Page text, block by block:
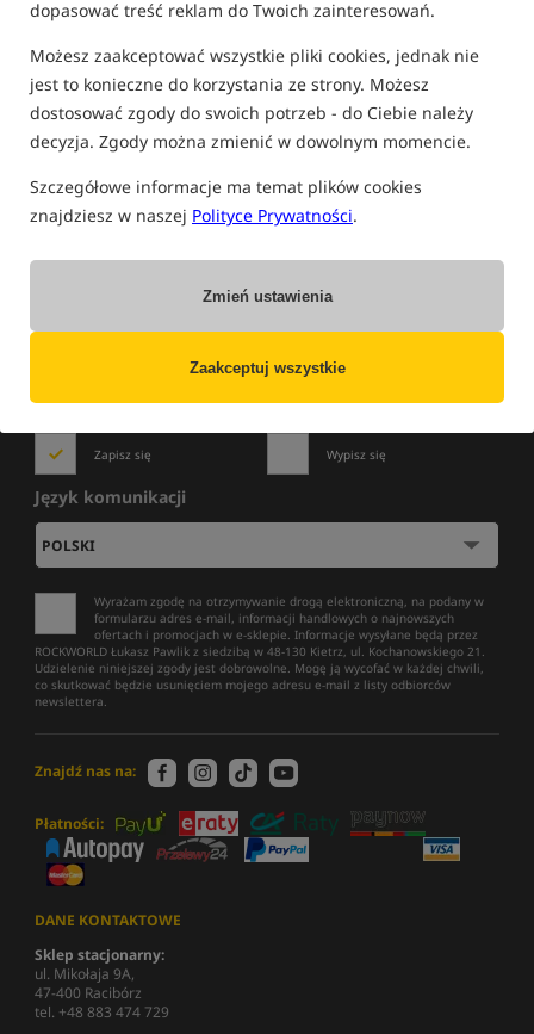
dopasować treść reklam do Twoich zainteresowań.
Możesz zaakceptować wszystkie pliki cookies, jednak nie
jest to konieczne do korzystania ze strony. Możesz
dostosować zgody do swoich potrzeb - do Ciebie należy
decyzja. Zgody można zmienić w dowolnym momencie.
Szczegółowe informacje ma temat plików cookies
znajdziesz w naszej Polityce Prywatności.
Zmień ustawienia
Zaakceptuj wszystkie
PRODUKTY BAITBOAT
Brak produktów.
WYPRZEDAŻE»PROMOCJE
Zapisz się do newslettera i bądź na bieżącoz najlepszymi okazjami!
Zapisz się Wypisz się
Język komunikacji
Wyrażam zgodę na otrzymywanie drogą elektroniczną, na podany w
formularzu adres e-mail, informacji handlowych o najnowszych
ofertach i promocjach w e-sklepie. Informacje wysyłane będą przez
ROCKWORLD Łukasz Pawlik z siedzibą w 48-130 Kietrz, ul. Kochanowskiego 21.
Udzielenie niniejszej zgody jest dobrowolne. Mogę ją wycofać w każdej chwili,
co skutkować będzie usunięciem mojego adresu e-mail z listy odbiorców
newslettera.
Znajdź nas na:
Płatności:
DANE KONTAKTOWE
Sklep stacjonarny:
ul. Mikołaja 9A,
47-400 Racibórz
tel. +48 883 474 729